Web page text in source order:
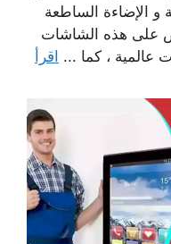
و الإضاءة الساطعة
على هذه الشاشات
عالمية ، كما ... اقرأ